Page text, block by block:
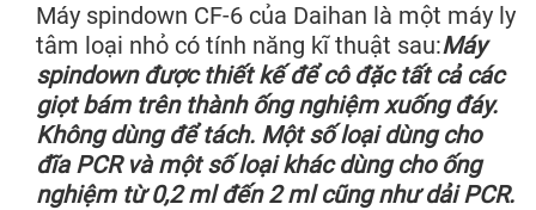
Máy spindown CF-6 của Daihan là một máy ly
tâm loại nhỏ có tính năng kĩ thuật sau:Máy
spindown được thiết kế để cô đặc tất cả các
giọt bám trên thành ống nghiệm xuống đáy.
Không dùng để tách. Một số loại dùng cho
đĩa PCR và một số loại khác dùng cho ống
nghiệm từ 0,2 ml đến 2 ml cũng như dải PCR.